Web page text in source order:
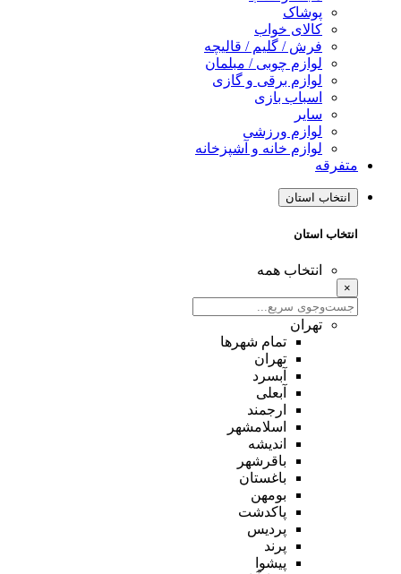
پوشاک
کالای خواب
فرش / گلیم / قالیچه
لوازم چوبی / مبلمان
لوازم برقی و گازی
اسباب بازی
سایر
لوازم ورزشی
لوازم خانه و آشپزخانه
متفرقه
انتخاب استان
انتخاب استان
انتخاب همه
×
تهران
تمام شهر‌ها
تهران
آبسرد
آبعلی
ارجمند
اسلامشهر
اندیشه
باقرشهر
باغستان
بومهن
پاکدشت
پردیس
پرند
پیشوا